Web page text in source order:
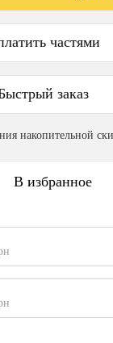
частями
заказ
накопительной
В избранное